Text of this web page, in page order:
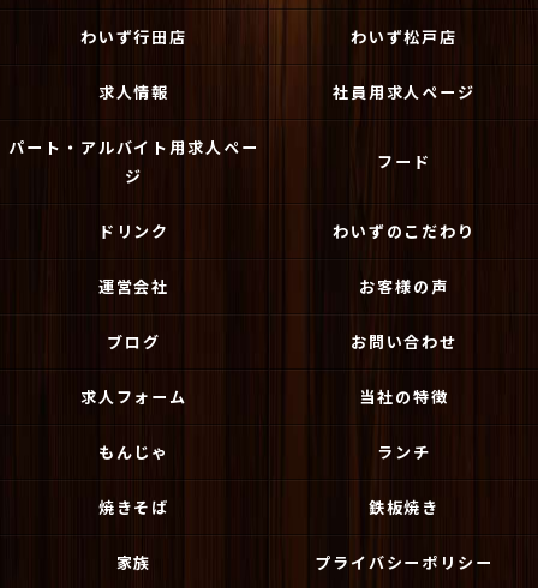
わいず行田店 わいず松戸店
求人情報 社員用求人ページ
パート・アルバイト用求人ペー
ジ
フード
ドリンク わいずのこだわり
運営会社 お客様の声
ブログ お問い合わせ
求人フォーム 当社の特徴
もんじゃ ランチ
焼きそば 鉄板焼き
家族 プライバシーポリシー